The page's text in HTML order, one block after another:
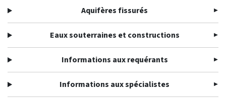
Aquifères fissurés
Eaux souterraines et constructions
Informations aux requérants
Informations aux spécialistes